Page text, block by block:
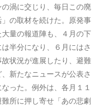
渦に交じり、毎日この廃
の取材を続けた。原発事
量の報道陣も、４月の下
半分になり、６月にはさ
状況が進展したり、避難
新たなニュースが公表さ
った。例外は、各月１１
所に押し寄せ「あの悲劇